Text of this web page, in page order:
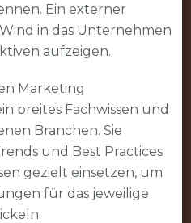
Ein externer
in das Unternehmen
aufzeigen.
Marketing
breites Fachwissen und
Branchen. Sie
und Best Practices
gezielt einsetzen, um
für das jeweilige